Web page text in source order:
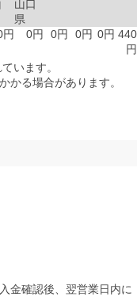
山口
県
円 0円 0円 0円 0円 440
円
います。
かる場合があります。
金確認後、翌営業日内に